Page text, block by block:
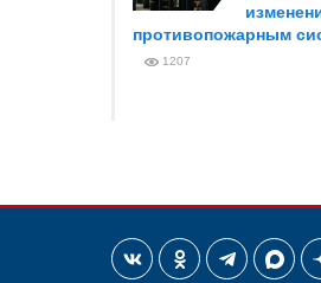
противопожарным
1207